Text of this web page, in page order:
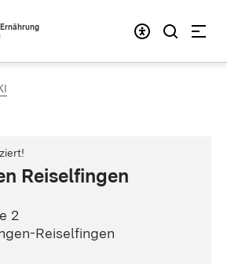
Reiselfingen
2
Reiselfingen